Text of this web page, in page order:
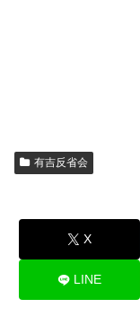
有吉反省会
X
LINE